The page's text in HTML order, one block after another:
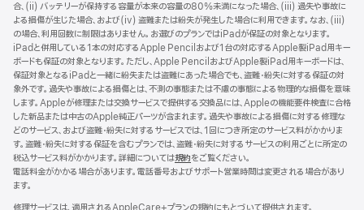
ウ
イ
ン
ド
ウ
で
開
き
ま
す）
合、(ii) バッテリーが保持する容量が本来の容量の80%未満になった場合、(iii) 過失や事故に
よる損傷が生じた場合、および(iv) 盗難または紛失が発生した場合に利用できます。なお、(iii)
の場合、利用回数に制限はありません。お選びのプランではiPadが保証の対象となります。
iPadと併用している1本の対応するApple Pencilおよび1台の対応するApple製iPad用キー
ボードも保証の対象となります。ただし、Apple PencilおよびApple製iPad用キーボードは、
保証対象となるiPadと一緒に紛失または盗難にあった場合でも、盗難・紛失に対する保証の対
象外です。過失や事故による損傷とは、不測の事態または不慮の事態による物理的な損傷を意味
します。Appleが修理または交換サービスで提供する交換品には、Appleの機能要件検査に合格
した新品または中古のApple純正パーツが含まれます。過失や事故による損傷に対する修理な
どのサービス、および盗難・紛失に対するサービスでは、1回につき所定のサービス料がかかりま
す。盗難・紛失に対する保証を含むプランでは、盗難・紛失に対するサービスの利用ごとに所定の
税込サービス料がかかります。詳細については規約（新
規
をご覧ください。
電話料金がかかる場合があります。電話番号およびサポート営業時間は変更される場合があり
ます。
修理サービスは、適用されるAppleCare+プランの規約にもとづいて提供されます。